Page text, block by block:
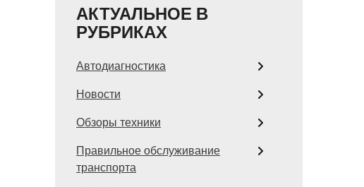
АКТУАЛЬНОЕ В
РУБРИКАХ
Автодиагностика
Новости
Обзоры техники
Правильное обслуживание
транспорта